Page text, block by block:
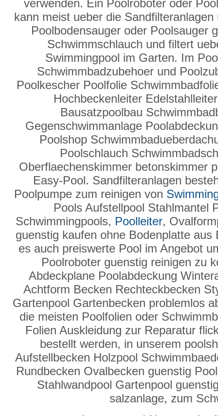
verwenden. Ein Poolroboter oder
kann meist ueber die
Poolbodensauger oder Poolsauger
Schwimmschlauch und filtert
Swimmingpool im Garten. Im
Schwimmbadzubehoer und
Poolkescher Poolfolie
Hochbeckenleiter
Bausatzpoolbau
Gegenschwimmanlage
Poolshop
Poolschlauch
Oberflaechenskimmer betonskimmer
Easy-Pool. Sandfilteranlagen
Poolpumpe zum reinigen von
Pools Aufstellpool Stahlmantel
Schwimmingpools, Poolleiter,
guenstig kaufen ohne Bodenplatte
es auch preiswerte Pool im Angebot
Poolroboter guenstig reinigen zu
Abdeckplane Poolabdeckung
Achtform Becken Rechteckbecken
Gartenpool Gartenbecken problemlos
die meisten Poolfolien oder
Folien Auskleidung zur Reparatur
bestellt werden, in unserem
Aufstellbecken Holzpool
Rundbecken Ovalbecken guenstig
Stahlwandpool Gartenpool
salzanlage, zum